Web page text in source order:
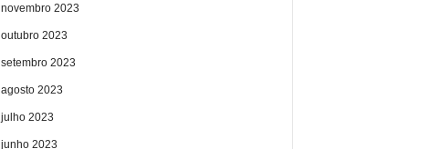
novembro 2023
outubro 2023
setembro 2023
agosto 2023
julho 2023
junho 2023